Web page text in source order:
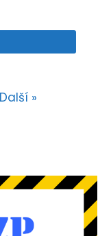
Další »